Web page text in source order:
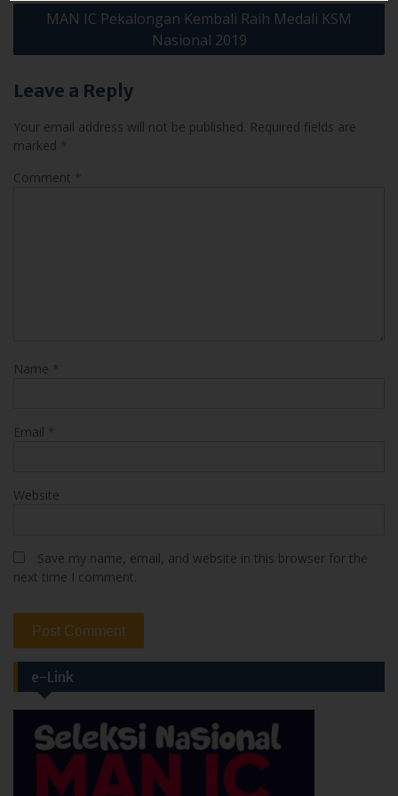
MAN IC Pekalongan Kembali Raih Medali KSM
Nasional 2019
Leave a Reply
Your email address will not be published. Required fields are
marked *
Comment *
Name *
Email *
Website
Save my name, email, and website in this browser for the
next time I comment.
e-Link